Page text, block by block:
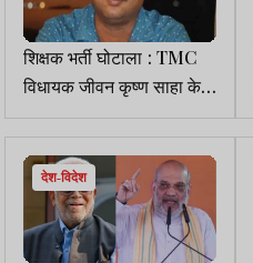
शिक्षक भर्ती घोटाला : TMC
विधायक जीवन कृष्ण साहा के
ठिकानों पर ED रेड, मनी
लॉन्ड्रिंग के हैं आरोप
देश-विदेश